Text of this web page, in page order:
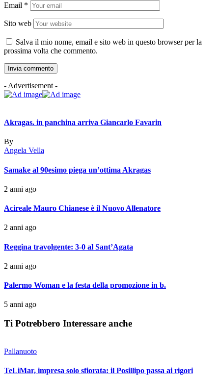
Email *
Sito web
Salva il mio nome, email e sito web in questo browser per la
prossima volta che commento.
- Advertisement -
Akragas. in panchina arriva Giancarlo Favarin
By
Angela Vella
Samake al 90esimo piega un’ottima Akragas
2 anni ago
Acireale Mauro Chianese è il Nuovo Allenatore
2 anni ago
Reggina travolgente: 3-0 al Sant’Agata
2 anni ago
Palermo Woman e la festa della promozione in b.
5 anni ago
Ti Potrebbero Interessare anche
Pallanuoto
TeLiMar, impresa solo sfiorata: il Posillipo passa ai rigori